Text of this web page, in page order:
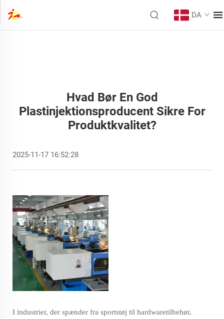
DA
Hvad Bør En God
Plastinjektionsproducent Sikre For
Produktkvalitet?
2025-11-17 16:52:28
I industrier, der spænder fra sportstøj til hardwaretilbehør,